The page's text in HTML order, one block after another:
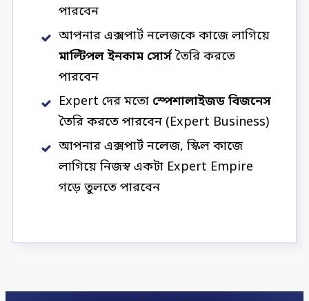
পারবেন
আপনার এক্সপার্ট নলেজকে কাজে লাগিয়ে
মাল্টিপল ইনকাম সোর্স তৈরি করতে
পারবেন
Expert দের মতো স্পেশালাইজড বিজনেস
তৈরি করতে পারবেন (Expert Business)
আপনার এক্সপার্ট নলেজ, স্কিল কাজে
লাগিয়ে নিজস্ব একটা Expert Empire
গড়ে তুলতে পারবেন